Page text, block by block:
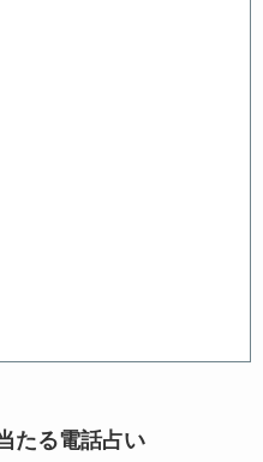
たる電話占い